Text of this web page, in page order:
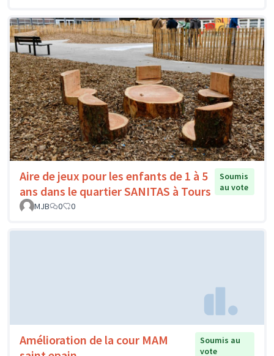
Aire de jeux pour les enfants de 1 à 5
ans dans le quartier SANITAS à Tours
Soumis
au vote
MJB
0 0
Amélioration de la cour MAM
Soumis au
vote